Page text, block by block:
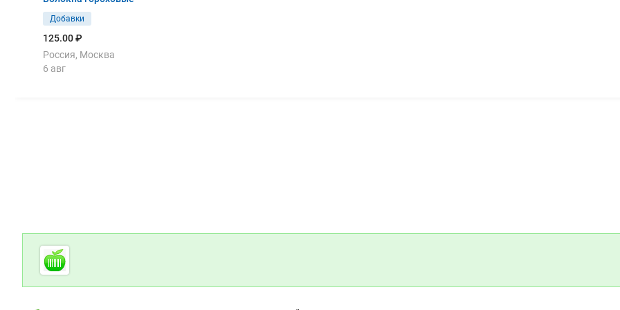
Добавки
125.00 ₽
Россия, Москва
6 авг
Дополнительная информация
Cсылки на полезные проекты
Foodretail.ru
— продукты